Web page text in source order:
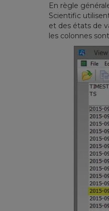
En règle
Scientific
et des états de
les colonnes